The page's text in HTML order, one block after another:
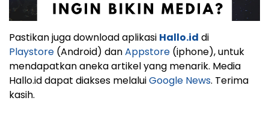
Pastikan juga download aplikasi Hallo.id di
Playstore (Android) danAppstore (iphone), untuk
mendapatkan aneka artikel yang menarik. Media
Hallo.id dapat diakses melaluiGoogle News. Terima
kasih.